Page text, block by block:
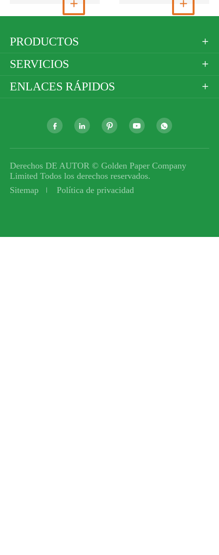
Ver más
 Ver más

PRODUCTOS 
SERVICIOS 
ENLACES RÁPIDOS 
    
Derechos DE AUTOR © Golden Paper Company
Limited Todos los derechos reservados.
Sitemap
Política de privacidad